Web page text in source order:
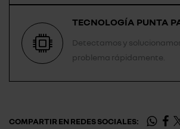
TECNOLOGÍA PUNTA
Detectamos y
problema rápidamente.
COMPARTIR EN REDES SOCIALES: